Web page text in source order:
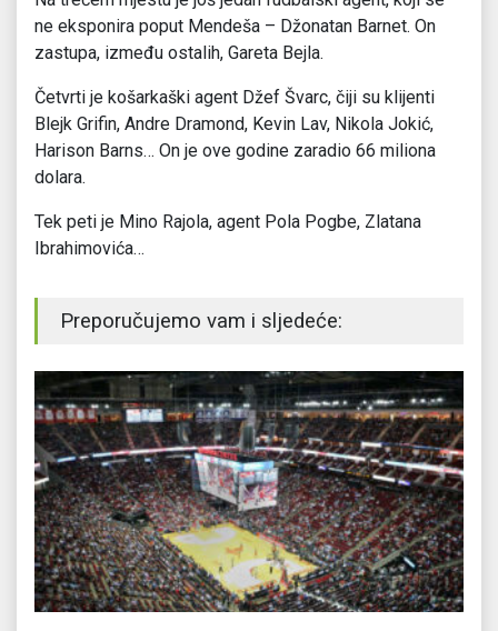
ne eksponira poput Mendeša – Džonatan Barnet. On
zastupa, između ostalih, Gareta Bejla.
Četvrti je košarkaški agent Džef Švarc, čiji su klijenti
Blejk Grifin, Andre Dramond, Kevin Lav, Nikola Jokić,
Harison Barns… On je ove godine zaradio 66 miliona
dolara.
Tek peti je Mino Rajola, agent Pola Pogbe, Zlatana
Ibrahimovića…
Preporučujemo vam i sljedeće: